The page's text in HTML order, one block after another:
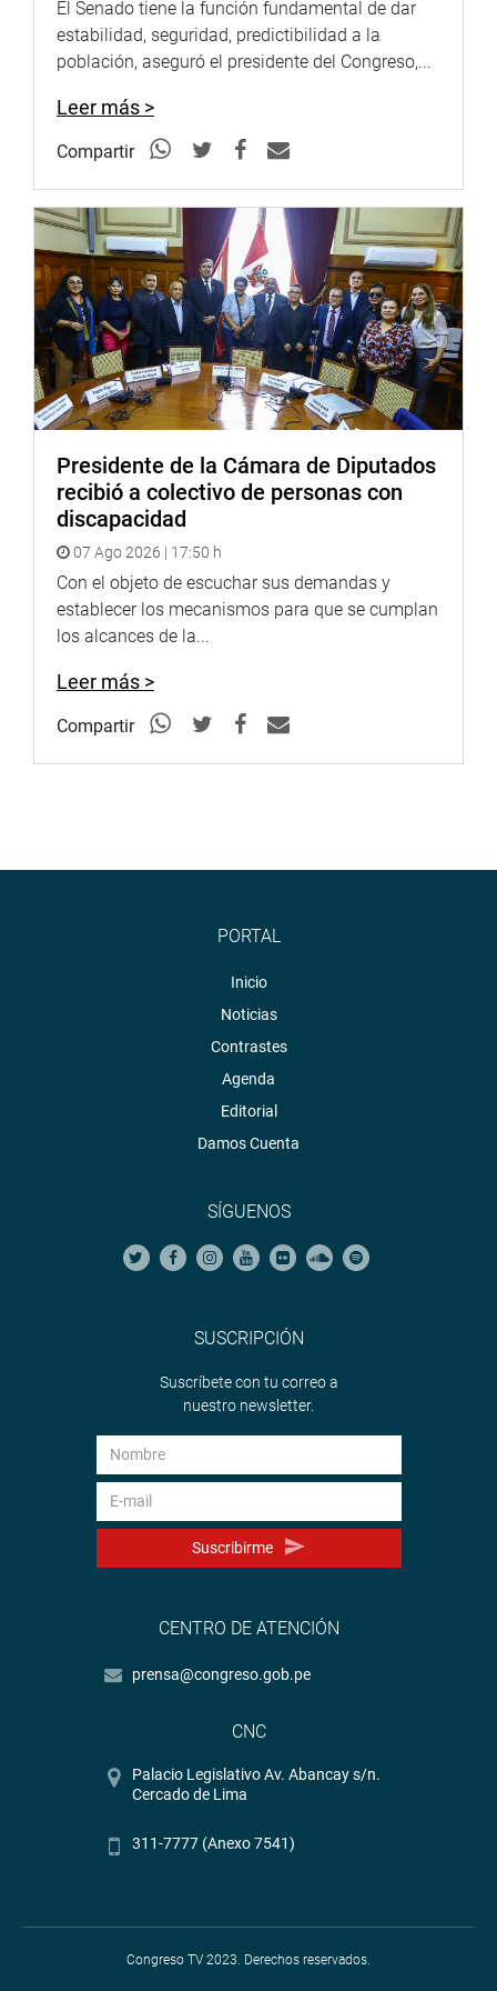
invocar la aprobación de la medida.
Similar opinión tuvieron los congresistas Pasión Dávila
Atanacio (BMCN), Guido Bellido Ugarte (PB), Francis
Paredes Castro (PP), Wilson Soto Palacios (AP), entre
otros, quienes se pronunciaron por el término de las
OFICINA DE COMUNICACIONES E IMAGEN
INSTITUCIONAL
El Senado tiene la función fundamental de dar
estabilidad, seguridad, predictibilidad a la
población, aseguró el presidente del Congreso,...
Leer más >
Compartir
Presidente de la Cámara de Diputados
recibió a colectivo de personas con
discapacidad
07 Ago 2026 | 17:50 h
Con el objeto de escuchar sus demandas y
establecer los mecanismos para que se cumplan
los alcances de la...
Leer más >
Compartir
PORTAL
Inicio
Noticias
Contrastes
Agenda
Editorial
Damos Cuenta
SÍGUENOS
SUSCRIPCIÓN
Suscríbete con tu correo a
nuestro newsletter.
Suscribirme
CENTRO DE ATENCIÓN
prensa@congreso.gob.pe
CNC
Palacio Legislativo Av. Abancay s/n.
Cercado de Lima
311-7777 (Anexo 7541)
Congreso TV 2023. Derechos reservados.